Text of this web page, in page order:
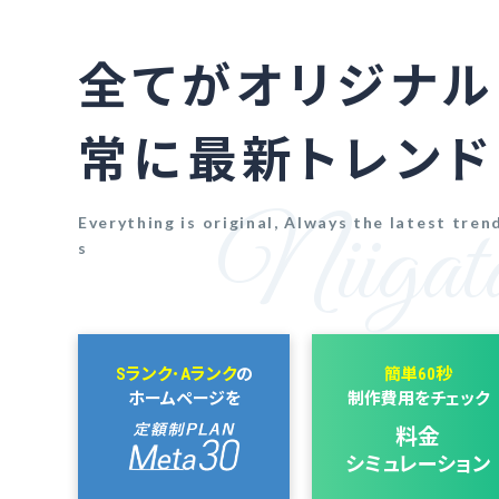
全てがオリジナル
常に最新トレンド
Everything is original, Always the latest
s
Sランク･Aランクの
ホームページを
簡単60秒
制作費用をチェック
料金
シミュレーション